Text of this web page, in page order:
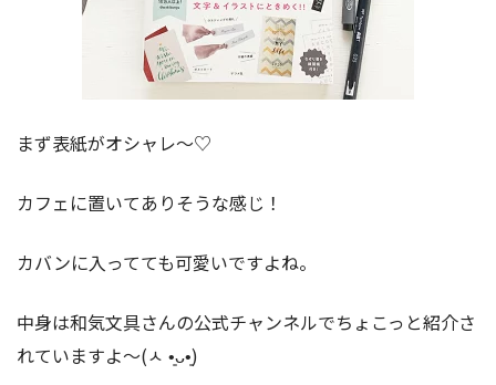
まず表紙がオシャレ〜♡
カフェに置いてありそうな感じ！
カバンに入ってても可愛いですよね。
中身は和気文具さんの公式チャンネルでちょこっと紹介さ
れていますよ〜(ㅅ •͈ᴗ•͈)